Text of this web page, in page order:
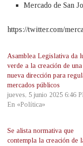
Mercado de San
https://twitter.com/
Asamblea Legislativa da
verde a la creación de una
nueva dirección para
mercados públicos
jueves, 5 junio 2025 6:46
En «Política»
Se alista normativa que
contempla la creación de